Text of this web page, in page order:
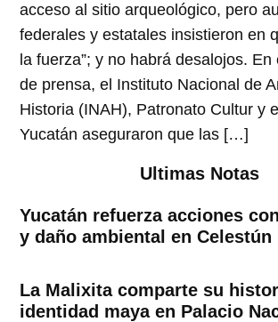
acceso al sitio arqueológico, pero
federales y estatales insistieron en
la fuerza”; y no habrá desalojos.
de prensa, el Instituto Nacional de
Historia (INAH), Patronato Cultur y
Yucatán aseguraron que las […]
Ultimas Notas
Yucatán refuerza acciones
y daño ambiental en Celestún
La Malixita comparte su
identidad maya en Palacio